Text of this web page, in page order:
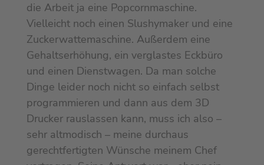
die Arbeit ja eine Popcornmaschine.
Vielleicht noch einen Slushymaker und eine
Zuckerwattemaschine. Außerdem eine
Gehaltserhöhung, ein verglastes Eckbüro
und einen Dienstwagen. Da man solche
Dinge leider noch nicht so einfach selbst
programmieren und dann aus dem 3D
Drucker rauslassen kann, muss ich also –
sehr altmodisch – meine durchaus
gerechtfertigten Wünsche meinem Chef